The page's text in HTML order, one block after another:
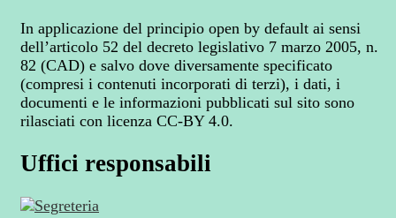
In applicazione del principio open by default ai sensi
dell’articolo 52 del decreto legislativo 7 marzo 2005, n.
82 (CAD) e salvo dove diversamente specificato
(compresi i contenuti incorporati di terzi), i dati, i
documenti e le informazioni pubblicati sul sito sono
rilasciati con licenza CC-BY 4.0.
Uffici responsabili